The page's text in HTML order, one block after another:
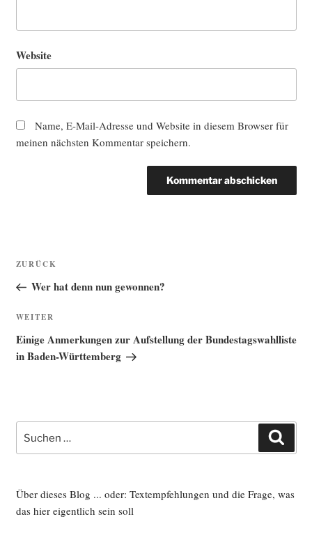
Website
Name, E-Mail-Adresse und Website in diesem Browser für
meinen nächsten Kommentar speichern.
Beitragsnavigation
Vorheriger
Beitrag
ZURÜCK
Wer hat denn nun gewonnen?
Nächster
Beitrag
WEITER
Einige Anmerkungen zur Aufstellung der Bundestagswahlliste
in Baden-Württemberg
nach:
Über dieses Blog ... oder: Textempfehlungen und die Frage, was
das hier eigentlich sein soll